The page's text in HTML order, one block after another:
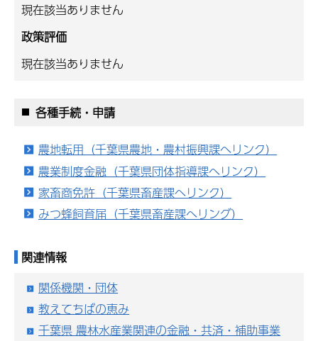
現在該当ありません
政策評価
現在該当ありません
各種手続・申請
農地転用（千葉県農地・農村振興課へリンク）
農業制度金融（千葉県団体指導課へリンク）
家畜商免許（千葉県畜産課へリンク）
みつ蜂飼育届（千葉県畜産課へリング）
関連情報
関係機関・団体
教えてちばの恵み
千葉県 農林水産業関連の金融・共済・補助事業